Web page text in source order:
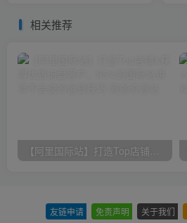
相关推荐
【阿里国际站】打造Top店铺&获得优质询盘客户，​95%的国际站讲师不会说的运营技巧
友链申请 免责声明 关于我们